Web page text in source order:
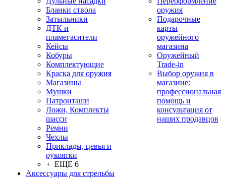
Бланки ствола
Затыльники
ДТК и
пламегасители
Кейсы
Кобуры
Комплектующие
Краска для оружия
Магазины
Мушки
Патронташи
Ложи, Комплекты
шасси
Ремни
Чехлы
Приклады, цевья и
рукоятки
+ ЕЩЕ 6
Аксессуары для стрельбы
оружия
Подарочные
карты
оружейного
магазина
Оружейный
Trade-in
Выбор оружия в
магазине:
профессиональная
помощь и
консультация от
наших продавцов